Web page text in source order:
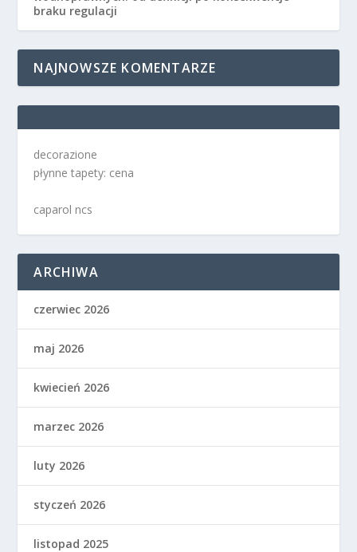
braku regulacji
NAJNOWSZE KOMENTARZE
decorazione
płynne tapety: cena
caparol ncs
ARCHIWA
czerwiec 2026
maj 2026
kwiecień 2026
marzec 2026
luty 2026
styczeń 2026
listopad 2025